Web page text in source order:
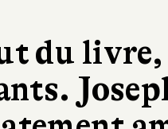
du livre,